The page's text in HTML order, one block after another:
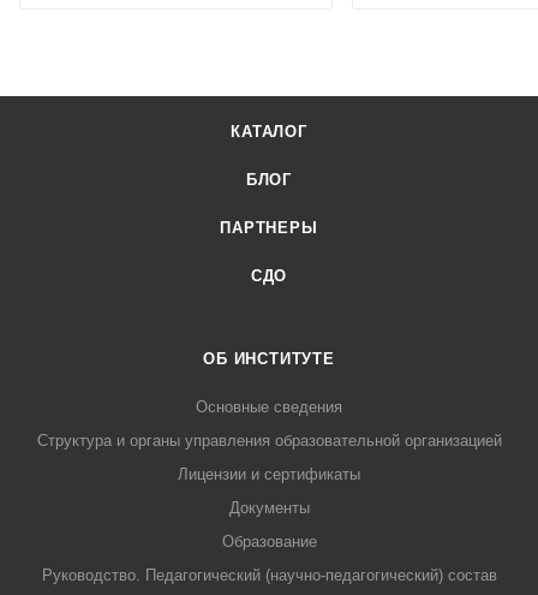
КАТАЛОГ
БЛОГ
ПАРТНЕРЫ
СДО
ОБ ИНСТИТУТЕ
Основные сведения
Структура и органы управления образовательной организацией
Лицензии и сертификаты
Документы
Образование
Руководство. Педагогический (научно-педагогический) состав